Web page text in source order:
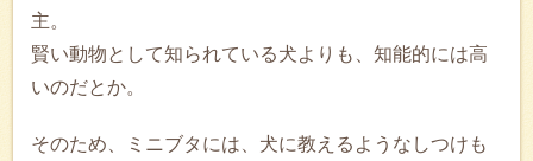
主。
賢い動物として知られている犬よりも、知能的には高
いのだとか。
そのため、ミニブタには、犬に教えるようなしつけも